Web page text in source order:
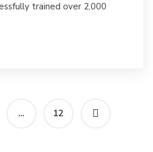
trained over 2,000
… 12